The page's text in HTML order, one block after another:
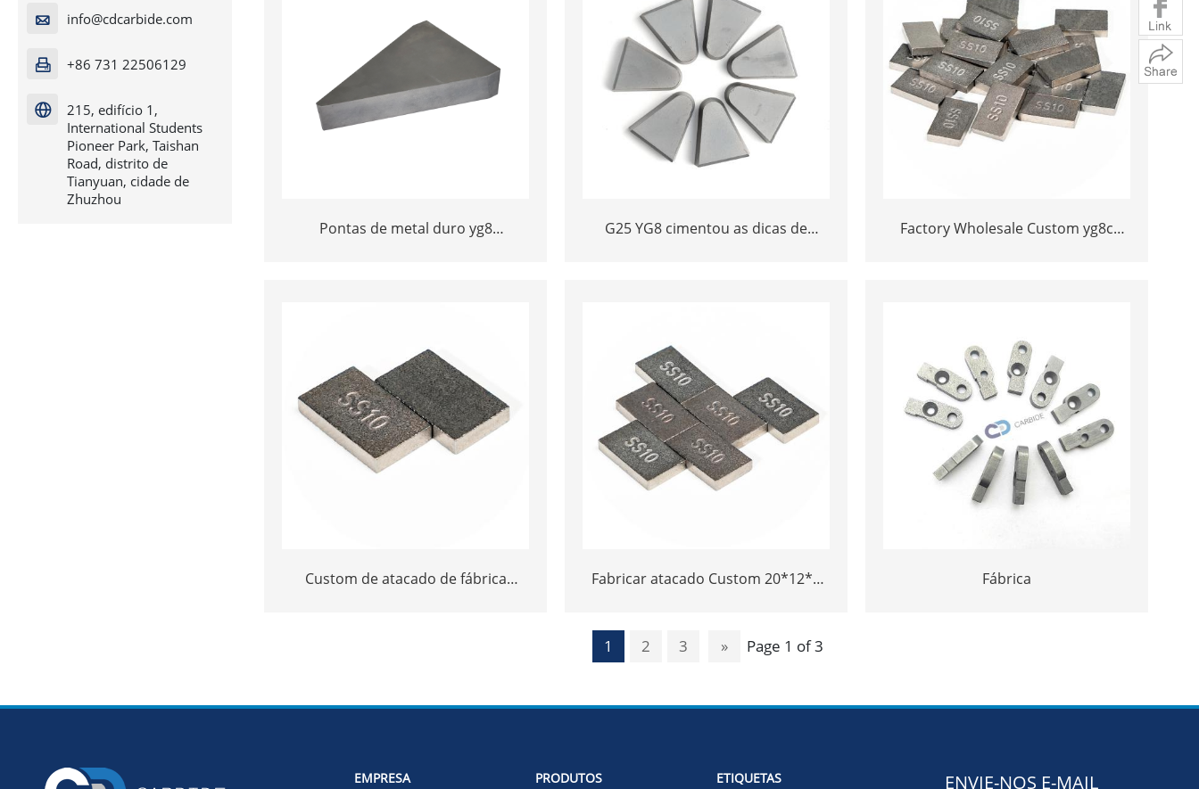
 info@cdcarbide.com
 +86 731 22506129

215, edifício 1,
International Students
Pioneer Park, Taishan
Road, distrito de
Tianyuan, cidade de
Zhuzhou
Pontas de metal duro yg8
G25 YG8 cimentou as dicas de
Factory Wholesale Custom yg8c
Custom de atacado de fábrica
Fabricar atacado Custom 20*12*3
Fábrica
1 2 3 » Page 1 of 3
EMPRESA PRODUTOS ETIQUETAS ENVIE-NOS E-MAIL